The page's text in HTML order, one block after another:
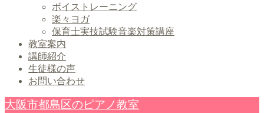
ボイストレーニング
楽々ヨガ
保育士実技試験音楽対策講座
教室案内
講師紹介
生徒様の声
お問い合わせ
大阪市都島区のピアノ教室